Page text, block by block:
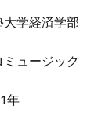
学経済学部
ュージック
年